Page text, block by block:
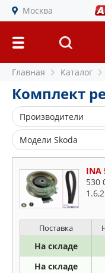
Москва
Главная Каталог
Комплект
Производители
AIRTEX
BGA
BOSCH
DAYCO
DOLZ
FEBI
GATES
GRAF
HEPU
Модели Skoda
Citigo
Fabia
Felicia
Karoq
Kodiaq
Octavia
Praktik
INA
530
Поставка
На складе
На складе